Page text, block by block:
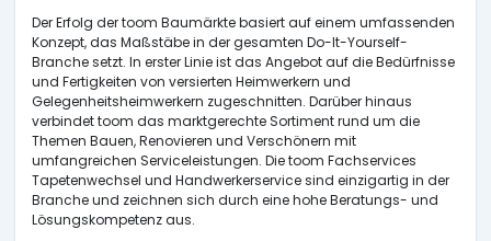
Der Erfolg der toom Baumärkte basiert auf einem umfassenden
Konzept, das Maßstäbe in der gesamten Do-It-Yourself-
Branche setzt. In erster Linie ist das Angebot auf die Bedürfnisse
und Fertigkeiten von versierten Heimwerkern und
Gelegenheitsheimwerkern zugeschnitten. Darüber hinaus
verbindet toom das marktgerechte Sortiment rund um die
Themen Bauen, Renovieren und Verschönern mit
umfangreichen Serviceleistungen. Die toom Fachservices
Tapetenwechsel und Handwerkerservice sind einzigartig in der
Branche und zeichnen sich durch eine hohe Beratungs- und
Lösungskompetenz aus.